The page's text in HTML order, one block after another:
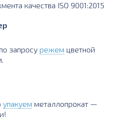
качества ISO 9001:2015
запросу режем цветной
упакуем металлопрокат —